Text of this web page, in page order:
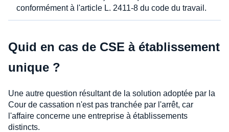
conformément à l'article L. 2411-8 du code du travail.
Quid en cas de CSE à établissement
unique ?
Une autre question résultant de la solution adoptée par la
Cour de cassation n'est pas tranchée par l'arrêt, car
l'affaire concerne une entreprise à établissements
distincts.